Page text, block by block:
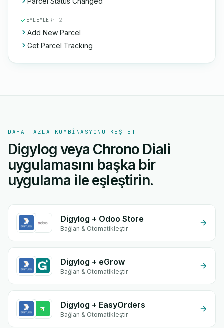
EYLEMLER· 2
Add New Parcel
Get Parcel Tracking
DAHA FAZLA KOMBINASYONU KEŞFET
Digylog veya Chrono Diali
uygulamasını başka bir
uygulama ile eşleştirin.
Digylog + Odoo Store
Bağlan & Otomatikleştir
Digylog + eGrow
Bağlan & Otomatikleştir
Digylog + EasyOrders
Bağlan & Otomatikleştir